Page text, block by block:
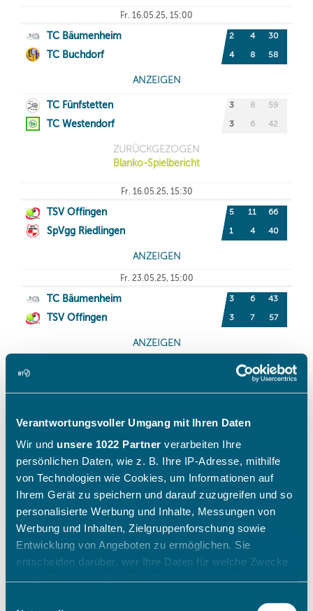
Verantwortungsvoller Umgang mit Ihren Daten
Wir und unsere 1022 Partner verarbeiten Ihre
persönlichen Daten, wie z. B. Ihre IP-Adresse, mithilfe
von Technologien wie Cookies, um Informationen auf
Ihrem Gerät zu speichern und darauf zuzugreifen und so
personalisierte Werbung und Inhalte, Messungen von
Werbung und Inhalten, Zielgruppenforschung sowie
Entwicklung von Angeboten zu ermöglichen. Sie
entscheiden darüber, wer Ihre Daten für welche Zwecke